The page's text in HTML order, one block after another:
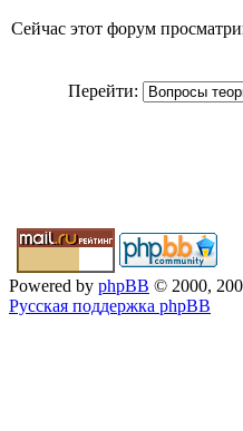
Сейчас этот форум
Перейти:
Powered by phpBB © 2000,
Русская поддержка phpBB